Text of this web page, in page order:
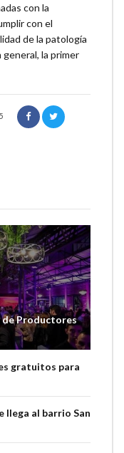
de Productores
gratuitos para
llega al barrio San
con la
con el
de la patología
la primer